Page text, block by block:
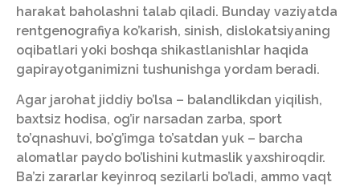
harakat baholashni talab qiladi. Bunday vaziyatda
rentgenografiya ko’karish, sinish, dislokatsiyaning
oqibatlari yoki boshqa shikastlanishlar haqida
gapirayotganimizni tushunishga yordam beradi.
Agar jarohat jiddiy bo’lsa – balandlikdan yiqilish,
baxtsiz hodisa, og’ir narsadan zarba, sport
to’qnashuvi, bo’g’imga to’satdan yuk – barcha
alomatlar paydo bo’lishini kutmaslik yaxshiroqdir.
Ba’zi zararlar keyinroq sezilarli bo’ladi, ammo vaqt